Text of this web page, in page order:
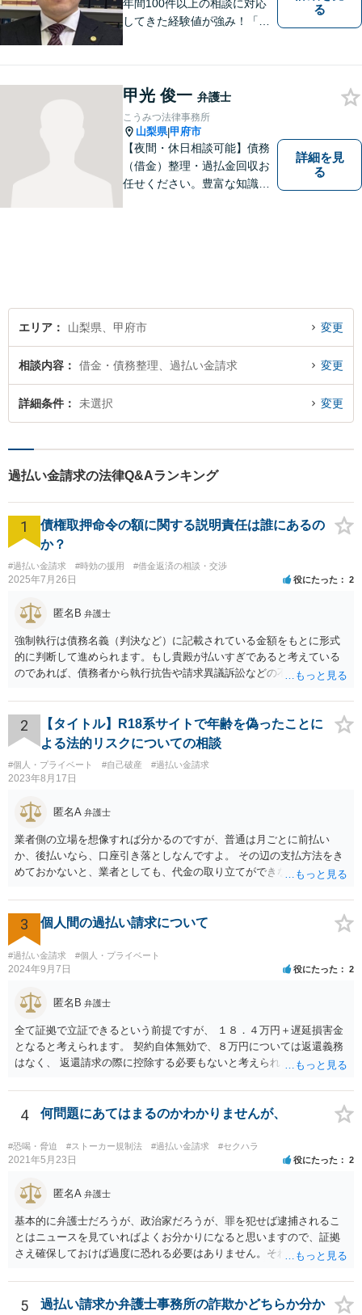
年間100件以上の相談に対応
してきた経験値が強み！「離
の作成や相続人の紛争解決ま
で幅広く対応できます【初回
面談無料】
る
甲光 俊一 弁護士
こうみつ法律事務所
山梨県|甲府市
【夜間・休日相談可能】債務
（借金）整理・過払金回収お
任せください。豊富な知識・
詳細を見
る
エリア 山梨県、甲府市 変更
相談内容 借金・債務整理、過払い金請求 変更
詳細条件 未選択 変更
過払い金請求の法律Q&Aランキング
1
債権取押命令の額に関する説明責任は誰にあるの
か？
#過払い金請求 #時効の援用 #借金返済の相談・交渉
2025年7月26日 役にたった 2
匿名B 弁護士
強制執行は債務名義（判決など）に記載されている金額をもとに形式
的に判断して進められます。もし貴殿が払いすぎであると考えている
のであれば、債務者から執行抗告や請求異議訴訟などの不服申立手段
側が動く必要があります。
2
【タイトル】R18系サイトで年齢を偽ったことに
よる法的リスクについての相談
#個人・プライベート #自己破産 #過払い金請求
2023年8月17日
匿名A 弁護士
業者側の立場を想像すれば分かるのですが、普通は月ごとに前払い
か、後払いなら、口座引き落としなんですよ。 その辺の支払方法をき
めておかないと、業者としても、代金の取り立てができないじゃない
っている時点で、不審なんですよ。 支払い方法として、appleカードな
どを指定されるのは、それだけで不審だとはいえませんが、 総合的に
みると、不審さは残りますね。 業者側に連絡をして、それでリスクが
消えるということもできません。身分証を渡したら、リスク増えます
よ。 無視してしまった方が、かえってリスクを抑えることができると
3 個人間の過払い請求について
#過払い金請求 #個人・プライベート
2024年9月7日 役にたった 2
匿名B 弁護士
全て証拠で立証できるという前提ですが、 １８．４万円＋遅延損害金
となると考えられます。 契約自体無効で、８万円については返還義務
はなく、 返還請求の際に控除する必要もないと考えられます。
4 何問題にあてはまるのかわかりませんが、
#恐喝・脅迫 #ストーカー規制法 #過払い金請求 #セクハラ
2021年5月23日 役にたった 2
匿名A 弁護士
基本的に弁護士だろうが、政治家だろうが、罪を犯せば逮捕されるこ
とはニュースを見ていればよくお分かりになると思いますので、証拠
さえ確保しておけば過度に恐れる必要はありません。それでもなおご
5
過払い請求か弁護士事務所の詐欺かどちらか分か